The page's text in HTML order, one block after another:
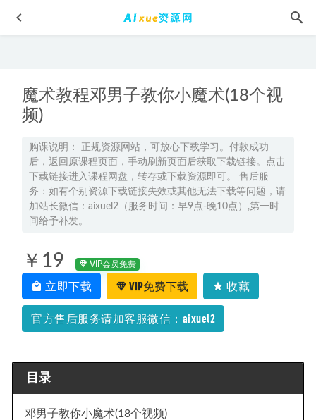
魔术教程邓男子教你小魔术(18个视
频)
购课说明： 正规资源网站，可放心下载学习。付款成功
后，返回原课程页面，手动刷新页面后获取下载链接。点击
下载链接进入课程网盘，转存或下载资源即可。 售后服
务：如有个别资源下载链接失效或其他无法下载等问题，请
加站长微信：aixuel2（服务时间：早9点-晚10点）,第一时
间给予补发。
￥19 VIP会员免费
立即下载 VIP免费下载 收藏
官方售后服务请加客服微信：aixuel2
目录
邓男子教你小魔术(18个视频)
高中生物网课资源推荐冯博生物教学课程全年系统班
2022-
10-09
高中物理网课资源下载2022刘杰高中物理全年联报班 2022-
10-30
盘资源打包下载 2021-06-15
2023刘天麒高三数学a+秋季班视频教程+讲义-高考一轮复习
资源下载 2022-10-05
平凡的世界有声小说MP3百度网盘打包下载